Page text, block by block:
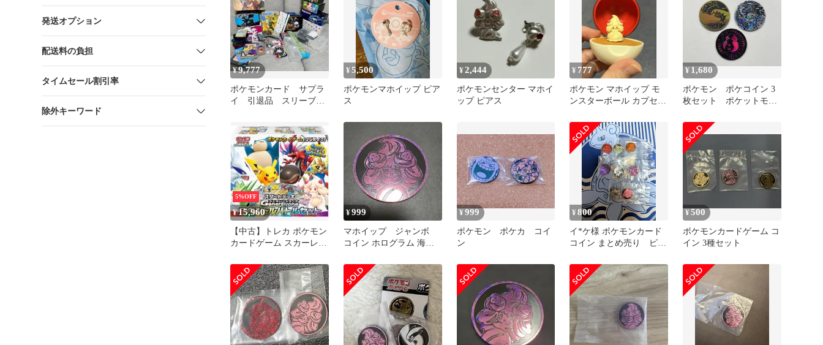
発送オプション
配送料の負担
タイムセール割引率
除外キーワード
¥9,777
ポケモンカード サプラ
イ 引退品 スリーブ
¥5,500
ポケモンマホイップ ピア
ス
¥2,444
ポケモンセンター マホイ
ップ ピアス
¥ 777
ポケモン マホイップ モ
ンスターボール カプセル
¥ 1,680
ポケモン ポケコイン 3
枚セット ポケットモン
5%OFF
¥15,960
【中古】トレカ ポケモン
カードゲーム スカーレッ
トデッキGenerations スペ
シャルバトルセット
¥999
マホイップ ジャンボ
コイン ホログラム 海外
ポケモン
¥999
ポケモン ポケカ コイ
ン
¥800
イ*ケ様 ポケモンカード
コイン まとめ売り ピカ
¥500
ポケモンカードゲーム コ
イン 3種セット